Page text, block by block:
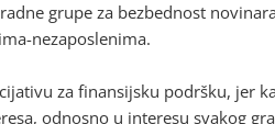
grupe za bezbednost
nezaposlenima.
za finansijsku podršku, jer
odnosno u interesu svakog